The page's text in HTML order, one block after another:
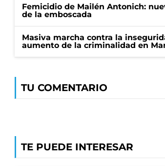
Femicidio de Mailén Antonich:
de la emboscada
Masiva marcha contra la
aumento de la criminalidad en
TU COMENTARIO
TE PUEDE INTERESAR